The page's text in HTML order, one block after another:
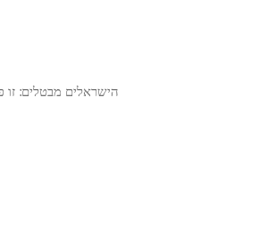
הישראלים מבטלים: זו